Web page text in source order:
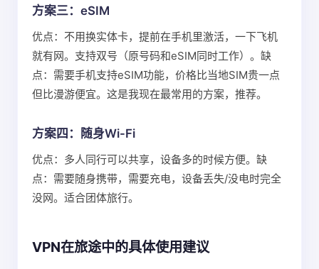
方案三：eSIM
优点：不用换实体卡，提前在手机里激活，一下飞机
就有网。支持双号（原号码和eSIM同时工作）。缺
点：需要手机支持eSIM功能，价格比当地SIM贵一点
但比漫游便宜。这是我现在最常用的方案，推荐。
方案四：随身Wi-Fi
优点：多人同行可以共享，设备多的时候方便。缺
点：需要随身携带，需要充电，设备丢失/没电时完全
没网。适合团体旅行。
VPN在旅途中的具体使用建议